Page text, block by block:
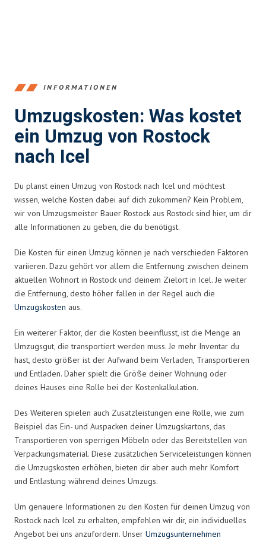
INFORMATIONEN
Umzugskosten: Was kostet
ein Umzug von Rostock
nach Icel
Du planst einen Umzug von Rostock nach Icel und möchtest
wissen, welche Kosten dabei auf dich zukommen? Kein Problem,
wir von Umzugsmeister Bauer Rostock aus Rostock sind hier, um dir
alle Informationen zu geben, die du benötigst.
Die Kosten für einen Umzug können je nach verschieden Faktoren
variieren. Dazu gehört vor allem die Entfernung zwischen deinem
aktuellen Wohnort in Rostock und deinem Zielort in Icel. Je weiter
die Entfernung, desto höher fallen in der Regel auch die
Umzugskosten aus.
Ein weiterer Faktor, der die Kosten beeinflusst, ist die Menge an
Umzugsgut, die transportiert werden muss. Je mehr Inventar du
hast, desto größer ist der Aufwand beim Verladen, Transportieren
und Entladen. Daher spielt die Größe deiner Wohnung oder
deines Hauses eine Rolle bei der Kostenkalkulation.
Des Weiteren spielen auch Zusatzleistungen eine Rolle, wie zum
Beispiel das Ein- und Auspacken deiner Umzugskartons, das
Transportieren von sperrigen Möbeln oder das Bereitstellen von
Verpackungsmaterial. Diese zusätzlichen Serviceleistungen können
die Umzugskosten erhöhen, bieten dir aber auch mehr Komfort
und Entlastung während deines Umzugs.
Um genauere Informationen zu den Kosten für deinen Umzug von
Rostock nach Icel zu erhalten, empfehlen wir dir, ein individuelles
Angebot bei uns anzufordern. Unser Umzugsunternehmen